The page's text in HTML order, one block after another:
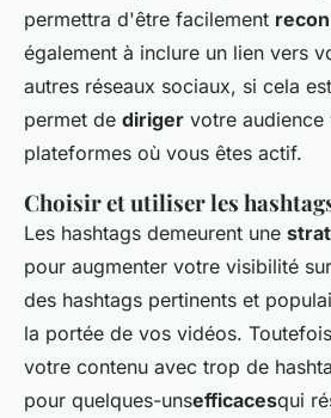
permettra d'être facilement
également à inclure un lien vers
autres réseaux sociaux, si cela
permet de diriger votre
plateformes où vous êtes actif.
Choisir et utiliser les
Les hashtags demeurent une
pour augmenter votre visibilité
des hashtags pertinents et
la portée de vos vidéos.
votre contenu avec trop de
pour quelques-unsefficacesqui